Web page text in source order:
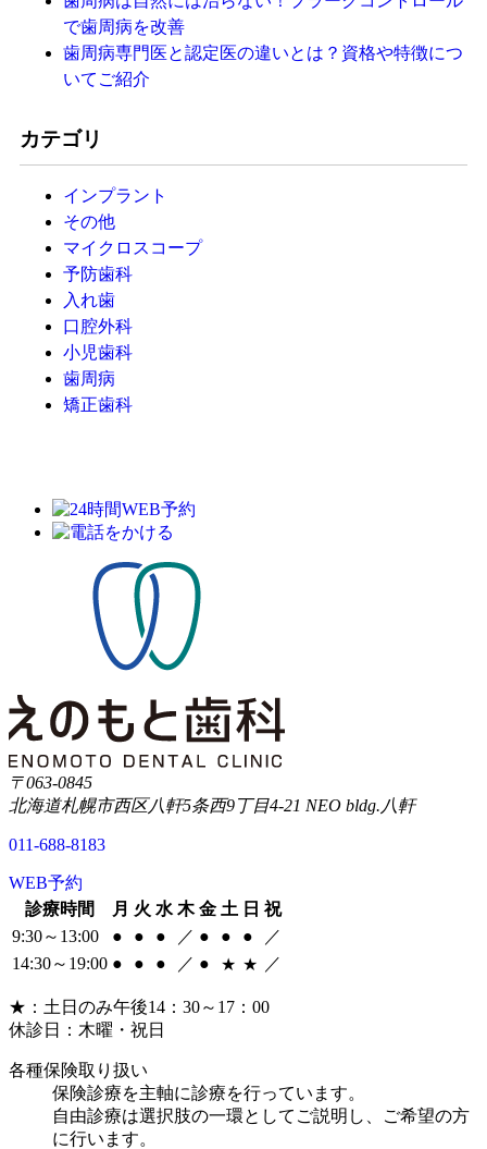
で歯周病を改善
歯周病専門医と認定医の違いとは？資格や特徴につ
いてご紹介
カテゴリ
インプラント
その他
マイクロスコープ
予防歯科
入れ歯
口腔外科
小児歯科
歯周病
矯正歯科
〒063-0845
北海道札幌市西区八軒5条西9丁目4-21 NEO bldg.八軒
011-688-8183
WEB予約
診療時間
月 火 水 木 金 土 日 祝
9:30～13:00
● ● ● ／ ● ● ●
／
14:30～19:00 ● ● ● ／ ● ★ ★ ／
★ ：土日のみ午後14：30～17：00
休診日：木曜・祝日
各種保険取り扱い
保険診療を主軸に診療を行っています。
自由診療は選択肢の一環としてご説明し、ご希望の方
に行います。